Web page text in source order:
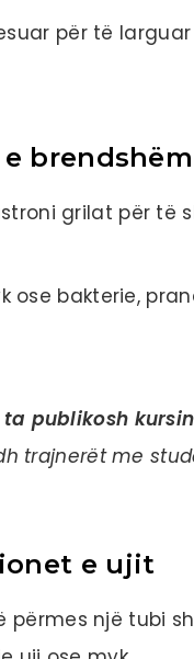
për të
brendshëm
grilat për të
ose bakterie,
ta publikosh
trajnerët me
e ujit
përmes një tubi